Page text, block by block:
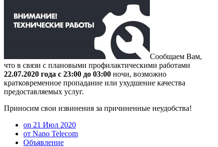
Сообщаем Вам,
что в связи с плановыми профилактическими работами
22.07.2020 года с 23:00 до 03:00 ночи, возможно
кратковременное пропадание или ухудшение качества
предоставляемых услуг.
Приносим свои извинения за причиненные неудобства!
on 21 Июл 2020
от Nano Telecom
Объявление